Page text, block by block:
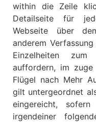
within die Zeile
Detailseite für
Webseite über
anderem
Einzelheiten zum
auffordern, im
Flügel nach Mehr
gilt untergeordnet
eingereicht,
irgendeiner